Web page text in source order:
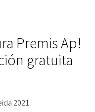
Premis Ap!
gratuita
2021